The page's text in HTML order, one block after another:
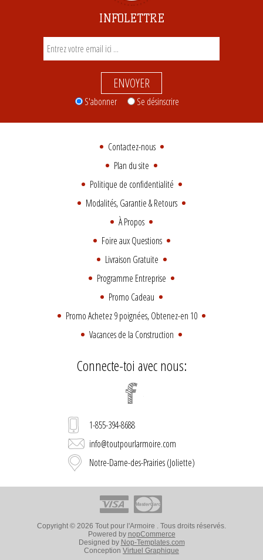
INFOLETTRE
ENVOYER
S'abonner Se désinscrire
Contactez-nous
Plan du site
Politique de confidentialité
Modalités, Garantie & Retours
À Propos
Foire aux Questions
Livraison Gratuite
Programme Entreprise
Promo Cadeau
Promo Achetez 9 poignées, Obtenez-en 10
Vacances de la Construction
Connecte-toi avec nous:
1-855-394-8688
info@toutpourlarmoire.com
Notre-Dame-des-Prairies (Joliette)
Copyright © 2026 Tout pour l'Armoire . Tous droits réservés.
Powered by nopCommerce
Designed by Nop-Templates.com
Conception Virtuel Graphique